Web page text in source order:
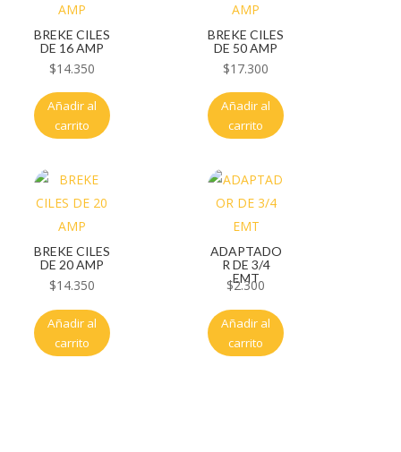
BREKE CILES
DE 16 AMP
$14.350
Añadir al
carrito
BREKE CILES
DE 50 AMP
$17.300
Añadir al
carrito
BREKE CILES
DE 20 AMP
$14.350
Añadir al
carrito
ADAPTADO
R DE 3/4
EMT
$2.300
Añadir al
carrito